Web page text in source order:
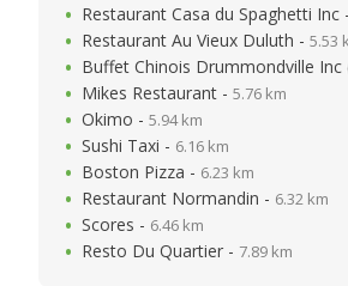
Restaurant Casa du Spaghetti Inc -
Restaurant Au Vieux Duluth - 5.53
Buffet Chinois Drummondville Inc
Mikes Restaurant - 5.76 km
Okimo - 5.94 km
Sushi Taxi - 6.16 km
Boston Pizza - 6.23 km
Restaurant Normandin - 6.32 km
Scores - 6.46 km
Resto Du Quartier - 7.89 km